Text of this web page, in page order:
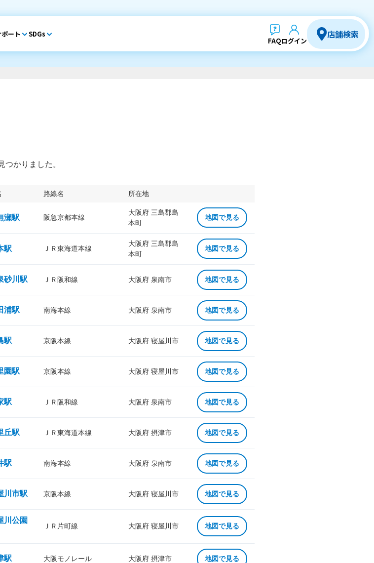
ート SDGs
FAQログイン
店舗検索
つかりました。
路線名 所在地
瀬駅 阪急京都本線
大阪府 三島郡島
本町
地図で見る
駅 ＪＲ東海道本線
大阪府 三島郡島
本町
地図で見る
砂川駅 ＪＲ阪和線 大阪府 泉南市 地図で見る
浦駅 南海本線 大阪府 泉南市 地図で見る
駅 京阪本線 大阪府 寝屋川市 地図で見る
園駅 京阪本線 大阪府 寝屋川市 地図で見る
駅 ＪＲ阪和線 大阪府 泉南市 地図で見る
丘駅 ＪＲ東海道本線 大阪府 摂津市 地図で見る
駅 南海本線 大阪府 泉南市 地図で見る
川市駅 京阪本線 大阪府 寝屋川市 地図で見る
川公園
ＪＲ片町線 大阪府 寝屋川市 地図で見る
駅 大阪モノレール 大阪府 摂津市 地図で見る